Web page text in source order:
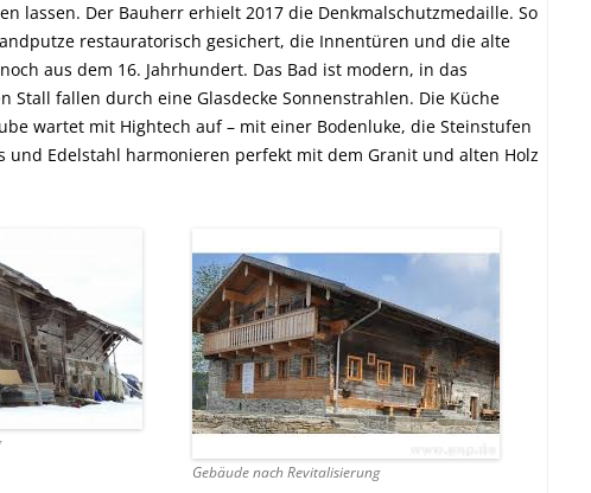
lassen. Der Bauherr erhielt 2017 die Denkmalschutzmedaille. So
restauratorisch gesichert, die Innentüren und die alte
aus dem 16. Jahrhundert. Das Bad ist modern, in das
Stall fallen durch eine Glasdecke Sonnenstrahlen. Die Küche
wartet mit Hightech auf – mit einer Bodenluke, die Steinstufen
und Edelstahl harmonieren perfekt mit dem Granit und alten Holz
Gebäude nach Revitalisierung